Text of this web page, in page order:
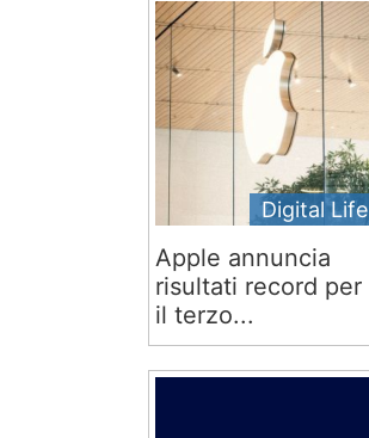
Digital Life
Apple annuncia
risultati record per
il terzo...